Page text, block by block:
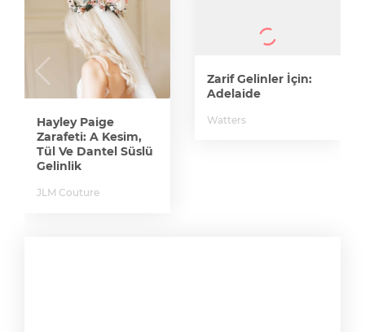
Hayley Paige
Zarafeti: A Kesim,
Tül Ve Dantel Süslü
Gelinlik
JLM Couture
Zarif Gelinler İçin:
Adelaide
Watters